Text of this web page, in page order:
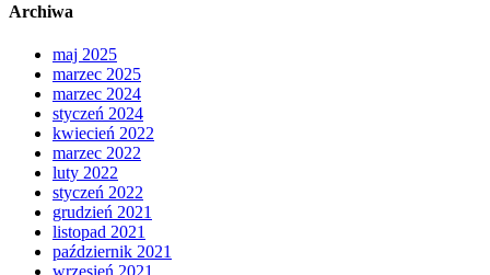
Archiwa
maj 2025
marzec 2025
marzec 2024
styczeń 2024
kwiecień 2022
marzec 2022
luty 2022
styczeń 2022
grudzień 2021
listopad 2021
październik 2021
wrzesień 2021